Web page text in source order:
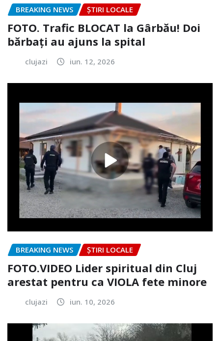
BREAKING NEWS ȘTIRI LOCALE
FOTO. Trafic BLOCAT la Gârbău! Doi
bărbați au ajuns la spital
clujazi iun. 12, 2026
BREAKING NEWS ȘTIRI LOCALE
FOTO.VIDEO Lider spiritual din Cluj
arestat pentru ca VIOLA fete minore
clujazi iun. 10, 2026